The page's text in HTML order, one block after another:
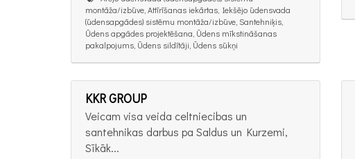
montāža/izbūve, Attīrīšanas iekārtas, Iekšējo ūdensvada
(ūdensapgādes) sistēmu montāža/izbūve, Santehniķis,
Ūdens apgādes projektēšana, Ūdens mīkstināšanas
pakalpojums, Ūdens sildītāji, Ūdens sūkņi
KKR GROUP
Veicam visa veida celtniecibas un
santehnikas darbus pa Saldus un Kurzemi,
Sīkāk...